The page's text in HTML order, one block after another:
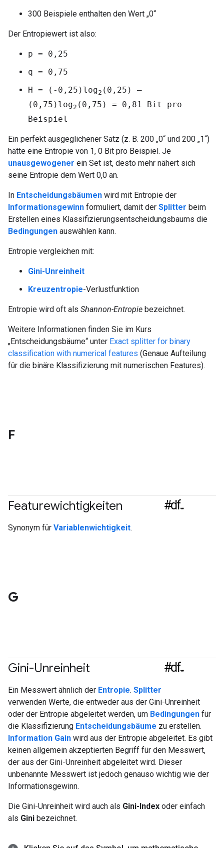
300 Beispiele enthalten den Wert „0“
Der Entropiewert ist also:
p = 0,25
q = 0,75
H = (-0,25)log2 (0,25) –
(0,75)log2 (0,75) = 0,81 Bit pro
Beispiel
Ein perfekt ausgeglichener Satz (z. B. 200 „0“ und 200 „1“)
hätte eine Entropie von 1, 0 Bit pro Beispiel. Je
unausgewogener ein Set ist, desto mehr nähert sich
seine Entropie dem Wert 0,0 an.
In Entscheidungsbäumen wird mit Entropie der
Informationsgewinn formuliert, damit der Splitter beim
Erstellen eines Klassifizierungsentscheidungsbaums die
Bedingungen auswählen kann.
Entropie vergleichen mit:
Gini-Unreinheit
Kreuzentropie-Verlustfunktion
Entropie wird oft als Shannon-Entropie bezeichnet.
Weitere Informationen finden Sie im Kurs
„Entscheidungsbäume“ unter Exact splitter for binary
classification with numerical features (Genaue Aufteilung
für die binäre Klassifizierung mit numerischen Features).
F
Featurewichtigkeiten #df
Synonym für Variablenwichtigkeit.
G
Gini-Unreinheit #df
Ein Messwert ähnlich der Entropie. Splitter
verwenden Werte, die entweder aus der Gini-Unreinheit
oder der Entropie abgeleitet werden, um Bedingungen für
die Klassifizierung Entscheidungsbäume zu erstellen.
Information Gain wird aus der Entropie abgeleitet. Es gibt
keinen allgemein akzeptierten Begriff für den Messwert,
der aus der Gini-Unreinheit abgeleitet wird. Dieser
unbenannte Messwert ist jedoch genauso wichtig wie der
Informationsgewinn.
Die Gini-Unreinheit wird auch als Gini-Index oder einfach
als Gini bezeichnet.